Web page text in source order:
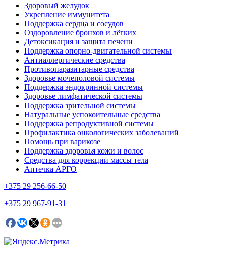
Здоровый желудок
Укрепление иммунитета
Поддержка сердца и сосудов
Оздоровление бронхов и лёгких
Детоксикация и защита печени
Поддержка опорно-двигательной системы
Антиаллергические средства
Противопаразитарные средства
Здоровье мочеполовой системы
Поддержка эндокринной системы
Здоровье лимфатической системы
Поддержка зрительной системы
Натуральные успокоительные средства
Поддержка репродуктивной системы
Профилактика онкологических заболеваний
Помощь при варикозе
Поддержка здоровья кожи и волос
Средства для коррекции массы тела
Аптечка АРГО
+375 29 256-66-50
+375 29 967-91-31